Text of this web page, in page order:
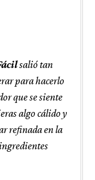
salió tan
para hacerlo
que se siente
algo cálido y
refinada en la